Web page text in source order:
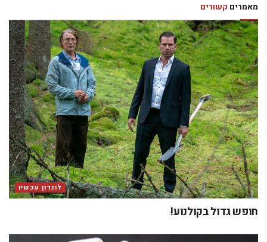
מאמרים קשורים
לונדון עכשיו
חופש גדול בקולנוע!